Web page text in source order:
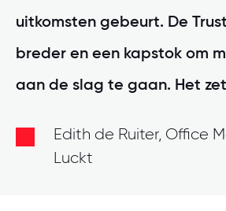
uitkomsten gebeurt. De
breder en een kapstok om
aan de slag te gaan. Het
Edith de Ruiter, Office
Luckt